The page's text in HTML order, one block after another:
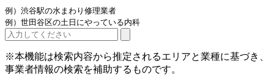
例）渋谷駅の水まわり修理業者
例）世田谷区の土日にやっている内科
※本機能は検索内容から推定されるエリアと業種に基づき、
事業者情報の検索を補助するものです。